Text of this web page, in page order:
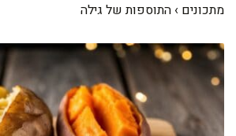
מתכונים › התוספות של גילה